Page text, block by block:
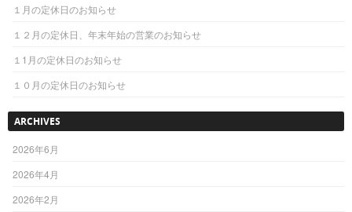
１月の定休日のお知らせ
１２月の定休日、年末年始の営業のお知らせ
１1月の定休日のお知らせ
１０月の定休日のお知らせ
ARCHIVES
2026年6月
2026年4月
2026年2月